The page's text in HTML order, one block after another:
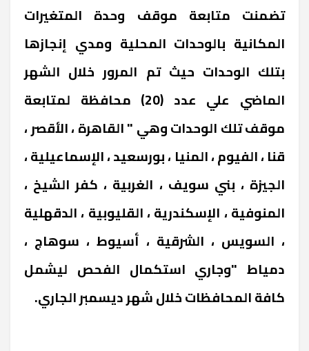
تضمنت متابعة موقف وحدة المتغيرات
المكانية بالوحدات المحلية ومدي إنجازها
بتلك الوحدات حيث تم المرور خلال الشهر
الماضي علي عدد (20) محافظة لمتابعة
موقف تلك الوحدات وهي " القاهرة ، الأقصر ،
قنا ، الفيوم ، المنيا ، بورسعيد ، الإسماعيلية ،
الجيزة ، بني سويف ، الغربية ، كفر الشيخ ،
المنوفية ، الإسكندرية ، القليوبية ، الدقهلية
، السويس ، الشرقية ، أسيوط ، سوهاج ،
دمياط "وجاري استكمال الفحص ليشمل
كافة المحافظات خلال شهر ديسمبر الجاري.